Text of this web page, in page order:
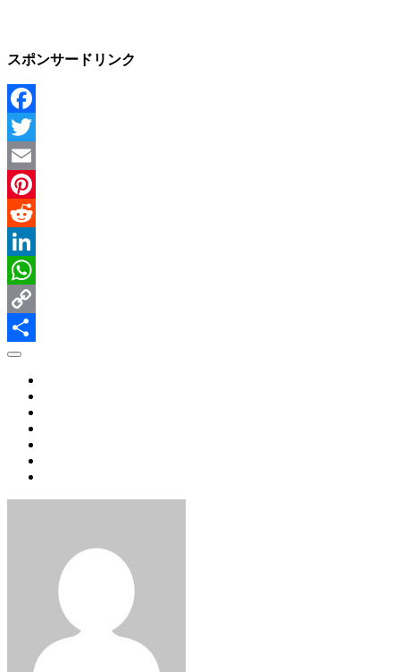
スポンサードリンク
Facebook
Twitter
Email
Pinterest
Reddit
LinkedIn
WhatsApp
Copy
Link
Share